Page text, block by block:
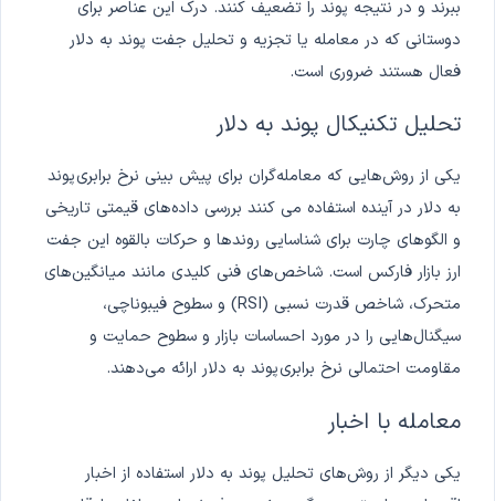
ببرند و در نتیجه پوند را تضعیف کنند. درک این عناصر برای
دوستانی که در معامله یا تجزیه و تحلیل جفت پوند به دلار
فعال هستند ضروری است.
تحلیل تکنیکال پوند به دلار
یکی از روش‌هایی که معامله‌گران برای پیش بینی نرخ برابریپوند
به دلار در آینده استفاده می کنند بررسی داده‌های قیمتی تاریخی
و الگوهای چارت برای شناسایی روندها و حرکات بالقوه این جفت
ارز بازار فارکس است. شاخص‌های فنی کلیدی مانند میانگین‌های
متحرک، شاخص قدرت نسبی (RSI) و سطوح فیبوناچی،
سیگنال‌هایی را در مورد احساسات بازار و سطوح حمایت و
مقاومت احتمالی نرخ برابریپوند به دلار ارائه می‌دهند.
معامله با اخبار
یکی دیگر از روش‌های تحلیل پوند به دلار استفاده از اخبار